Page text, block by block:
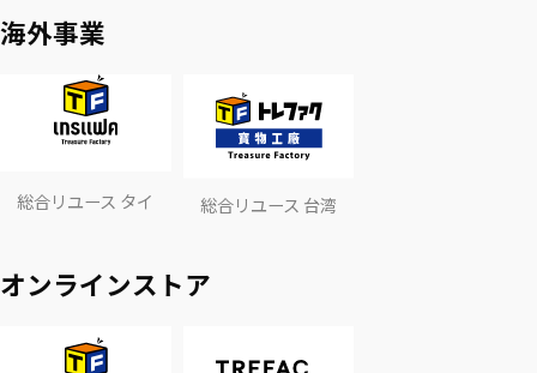
海外事業
総合リユース タイ 総合リユース 台湾
オンラインストア